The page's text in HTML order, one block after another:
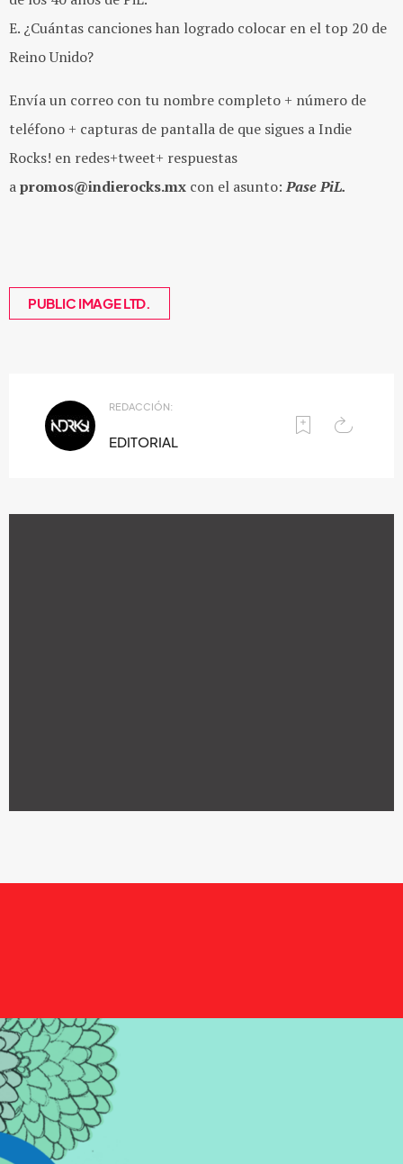
E. ¿Cuántas canciones han logrado colocar en el top 20 de
Reino Unido?
Envía un correo con tu nombre completo + número de
teléfono + capturas de pantalla de que sigues a Indie
Rocks! en redes+tweet+ respuestas
apromos@indierocks.mx con el asunto:Pase PiL.
PUBLIC IMAGE LTD.
REDACCIÓN:
EDITORIAL